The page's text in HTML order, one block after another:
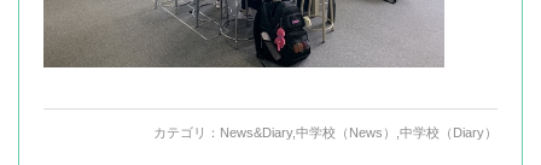
カテゴリ： News&Diary,中学校（News） 中学校（Diary）